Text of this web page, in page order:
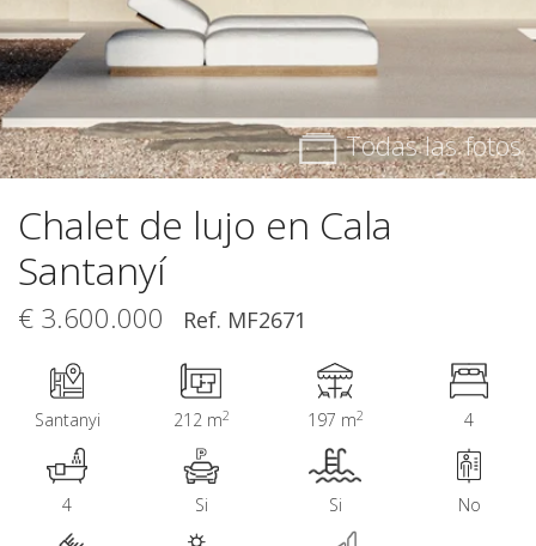
Todas las fotos
Chalet de lujo en Cala
Santanyí
€ 3.600.000 Ref. MF2671
Santanyi 212 m2 197 m2 4
4 Si Si No